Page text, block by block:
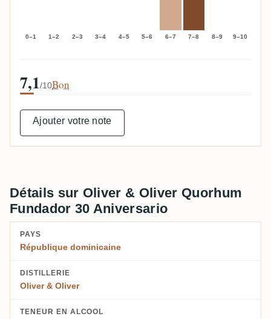
0–1 1–2 2–3 3–4 4–5 5–6 6–7 7–8 8–9 9–10
7,1/10Bon
Ajouter votre note
Détails sur Oliver & Oliver Quorhum
Fundador 30 Aniversario
PAYS
République dominicaine
DISTILLERIE
Oliver & Oliver
TENEUR EN ALCOOL